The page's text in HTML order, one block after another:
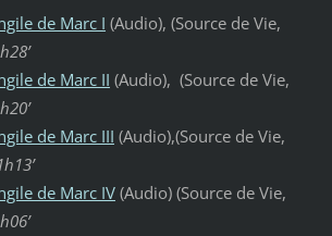
de Marc I (Audio), (Source de Vie,
de Marc II (Audio), (Source de Vie,
de Marc III (Audio),(Source de Vie,
de Marc IV(Audio) (Source de Vie,